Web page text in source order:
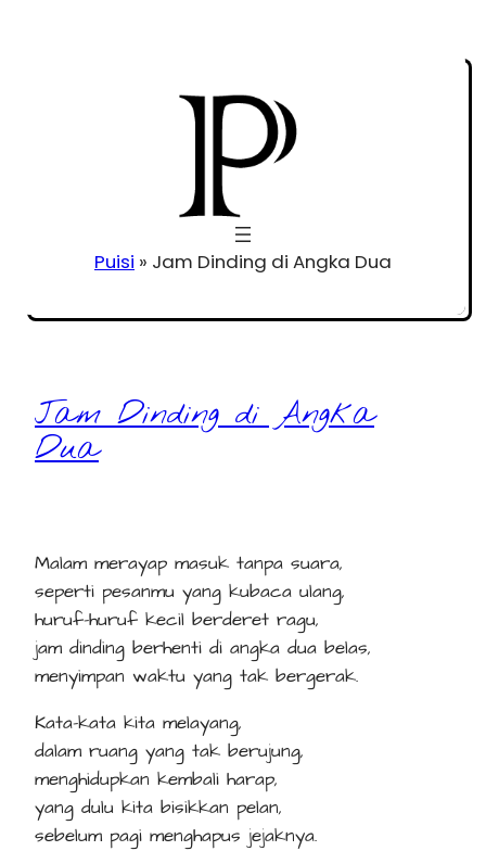
Puisi » Jam Dinding di Angka Dua
Jam Dinding di Angka
Dua
Malam merayap masuk tanpa suara,
seperti pesanmu yang kubaca ulang,
huruf-huruf kecil berderet ragu,
jam dinding berhenti di angka dua belas,
menyimpan waktu yang tak bergerak.
Kata-kata kita melayang,
dalam ruang yang tak berujung,
menghidupkan kembali harap,
yang dulu kita bisikkan pelan,
sebelum pagi menghapus jejaknya.